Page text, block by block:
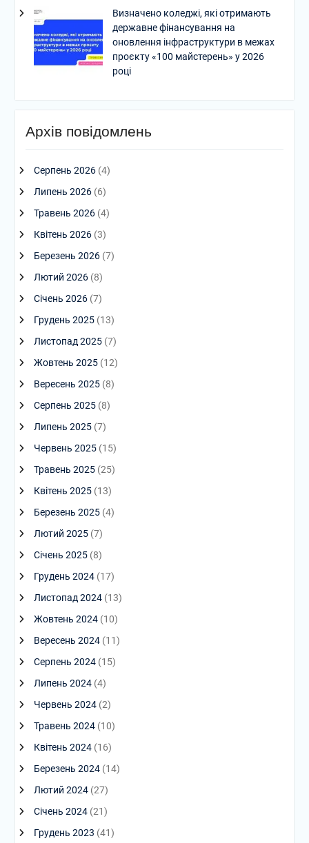
Визначено коледжі, які отримають
державне фінансування на
оновлення інфраструктури в межах
проєкту «100 майстерень» у 2026
році
Архів повідомлень
Серпень 2026(4)
Липень 2026(6)
Травень 2026(4)
Квітень 2026(3)
Березень 2026(7)
Лютий 2026(8)
Січень 2026(7)
Грудень 2025(13)
Листопад 2025(7)
Жовтень 2025(12)
Вересень 2025(8)
Серпень 2025(8)
Липень 2025(7)
Червень 2025(15)
Травень 2025(25)
Квітень 2025(13)
Березень 2025(4)
Лютий 2025(7)
Січень 2025(8)
Грудень 2024(17)
Листопад 2024(13)
Жовтень 2024(10)
Вересень 2024(11)
Серпень 2024(15)
Липень 2024(4)
Червень 2024(2)
Травень 2024(10)
Квітень 2024(16)
Березень 2024(14)
Лютий 2024(27)
Січень 2024(21)
Грудень 2023 (41)